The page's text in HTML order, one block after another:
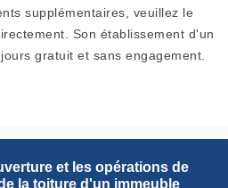
supplémentaires, veuillez le
Son établissement d'un
gratuit et sans engagement.
et les opérations de
la toiture d'un immeuble